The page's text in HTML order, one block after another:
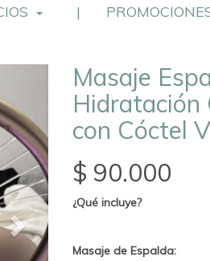
|
Masaje
Hidratación
con Cóctel
$ 90.000
¿Qué incluye?
Masaje de Espalda: